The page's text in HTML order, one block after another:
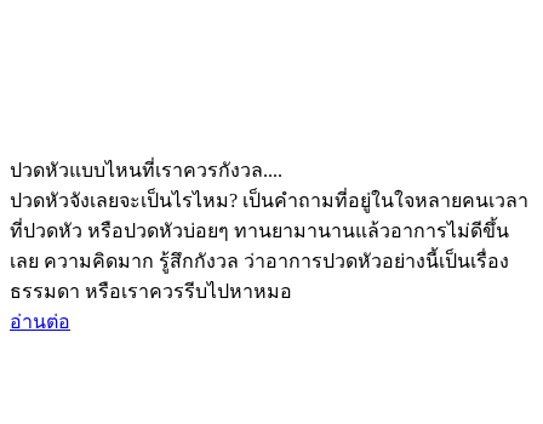
ปวดหัวแบบไหนที่เราควรกังวล....
ปวดหัวจังเลยจะเป็นไรไหม? เป็นคำถามที่อยู่ในใจหลายคนเวลา
ที่ปวดหัว หรือปวดหัวบ่อยๆ ทานยามานานแล้วอาการไม่ดีขึ้น
เลย ความคิดมาก รู้สึกกังวล ว่าอาการปวดหัวอย่างนี้เป็นเรื่อง
ธรรมดา หรือเราควรรีบไปหาหมอ
อ่านต่อ